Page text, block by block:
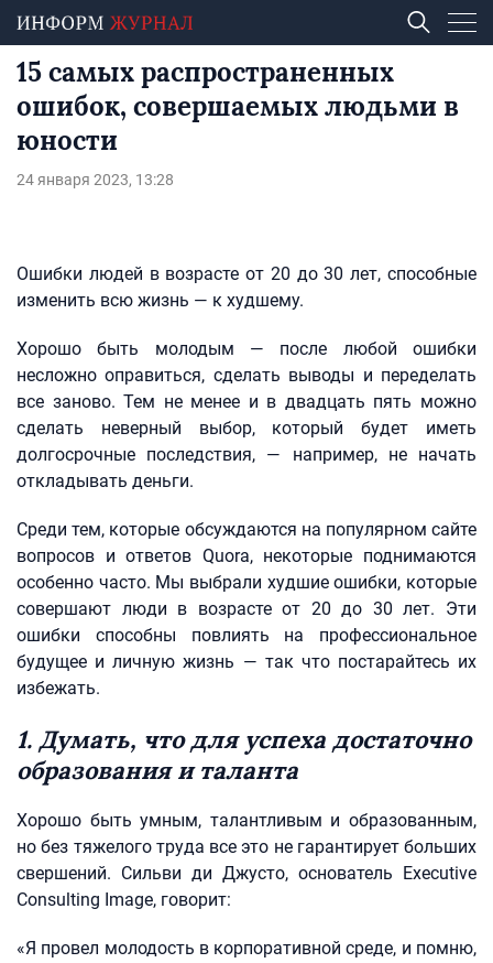
15 самых распространенных
ошибок, совершаемых людьми в
юности
24 января 2023, 13:28
Ошибки людей в возрасте от 20 до 30 лет, способные
изменить всю жизнь — к худшему.
Хорошо быть молодым — после любой ошибки
несложно оправиться, сделать выводы и переделать
все заново. Тем не менее и в двадцать пять можно
сделать неверный выбор, который будет иметь
долгосрочные последствия, — например, не начать
откладывать деньги.
Среди тем, которые обсуждаются на популярном сайте
вопросов и ответов Quora, некоторые поднимаются
особенно часто. Мы выбрали худшие ошибки, которые
совершают люди в возрасте от 20 до 30 лет. Эти
ошибки способны повлиять на профессиональное
будущее и личную жизнь — так что постарайтесь их
избежать.
1. Думать, что для успеха достаточно
образования и таланта
Хорошо быть умным, талантливым и образованным,
но без тяжелого труда все это не гарантирует больших
свершений. Сильви ди Джусто, основатель Executive
Consulting Image, говорит:
«Я провел молодость в корпоративной среде, и помню,